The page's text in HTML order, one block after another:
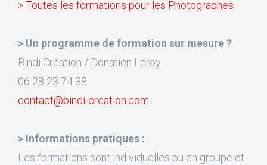
> Toutes les formations pour les Photographes
> Un programme de formation sur mesure ?
Bindi Création / Donatien Leroy
06 28 23 74 38
contact@bindi-creation.com
> Informations pratiques :
Les formations sont individuelles ou en groupe et